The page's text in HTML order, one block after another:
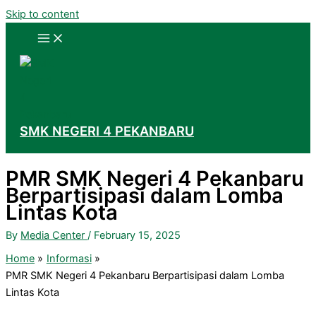
Skip to content
SMK NEGERI 4 PEKANBARU
PMR SMK Negeri 4 Pekanbaru
Berpartisipasi dalam Lomba
Lintas Kota
By Media Center / February 15, 2025
Home
Informasi
PMR SMK Negeri 4 Pekanbaru Berpartisipasi dalam Lomba
Lintas Kota